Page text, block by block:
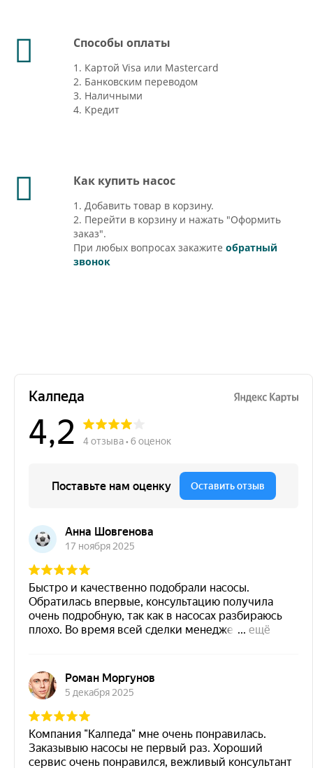
Способы оплаты
1. Картой Visa или Mastercard
2. Банковским переводом
3. Наличными
4. Кредит
Как купить насос
1. Добавить товар в корзину.
2. Перейти в корзину и нажать "Оформить
заказ".
При любых вопросах закажите обратный
звонок